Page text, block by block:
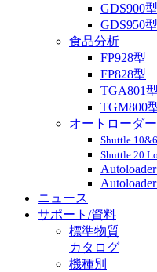
GDS900型
GDS950型
食品分析
FP928型
FP828型
TGA801型
TGM800
オートローダー
Shuttle
Shuttle 20
ニュース
サポート/資料
標準物質
カタログ
機種別